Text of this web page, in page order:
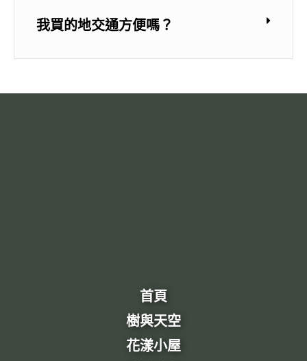
我買的地交通方便嗎？
首頁
樹與天空
花漾小屋